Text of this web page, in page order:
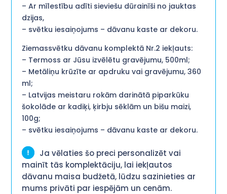
– Ar mīlestību adīti sieviešu dūrainīši no jauktas
dzijas,
– svētku iesaiņojums – dāvanu kaste ar dekoru.
Ziemassvētku dāvanu komplektā Nr.2 iekļauts:
– Termoss ar Jūsu izvēlētu gravējumu, 500ml;
– Metāliņu krūzīte ar apdruku vai gravējumu, 360
ml;
– Latvijas meistaru rokām darinātā piparkūku
šokolāde ar kadiķi, ķirbju sēklām un bišu maizi,
100g;
– svētku iesaiņojums – dāvanu kaste ar dekoru.
Ja vēlaties šo preci personalizēt vai
mainīt tās komplektāciju, lai iekļautos
dāvanu maisa budžetā, lūdzu sazinieties ar
mums privāti par iespējām un cenām.